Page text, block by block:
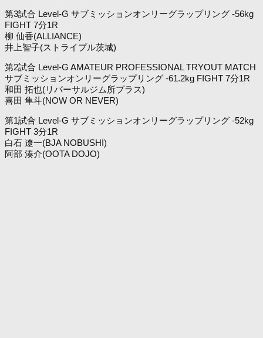
第3試合 Level-G サブミッションオンリーグラップリング -56kg
FIGHT 7分1R
柳 仙香(ALLIANCE)
井上智子(ストライプル茨城)
第2試合 Level-G AMATEUR PROFESSIONAL TRYOUT MATCH
サブミッションオンリーグラップリング -61.2kg FIGHT 7分1R
和田 拓也(リバーサルジム所プラス)
喜田 隼斗(NOW OR NEVER)
第1試合 Level-G サブミッションオンリーグラップリング -52kg
FIGHT 3分1R
白石 遼一(BJA NOBUSHI)
阿部 湊介(OOTA DOJO)